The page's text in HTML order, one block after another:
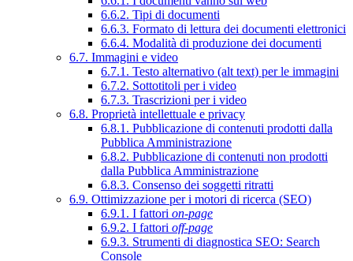
6.6.2. Tipi di documenti
6.6.3. Formato di lettura dei documenti elettronici
6.6.4. Modalità di produzione dei documenti
6.7. Immagini e video
6.7.1. Testo alternativo (alt text) per le immagini
6.7.2. Sottotitoli per i video
6.7.3. Trascrizioni per i video
6.8. Proprietà intellettuale e privacy
6.8.1. Pubblicazione di contenuti prodotti dalla
Pubblica Amministrazione
6.8.2. Pubblicazione di contenuti non prodotti
dalla Pubblica Amministrazione
6.8.3. Consenso dei soggetti ritratti
6.9. Ottimizzazione per i motori di ricerca (SEO)
6.9.1. I fattori on-page
6.9.2. I fattori off-page
6.9.3. Strumenti di diagnostica SEO: Search
Console